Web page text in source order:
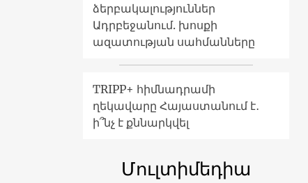
ձերբակալություններ
Ադրբեջանում. խոսքի
ազատության սահմանները
TRIPP+ հիմնադրամի
ղեկավարը Հայաստանում է․
ի՞նչ է քննարկվել
Մուլտիմեդիա